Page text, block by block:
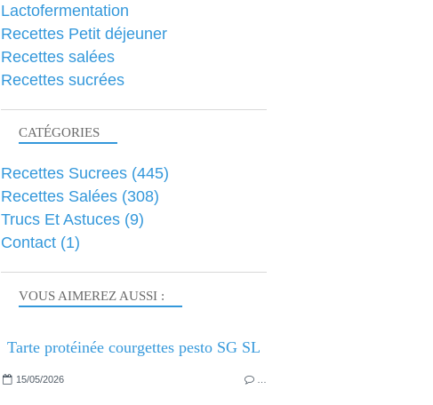
VOUS AIMEREZ AUSSI :
Tarte protéinée courgettes pesto SG SL
15/05/2026
Lactofermentation
Recettes Petit déjeuner
Recettes salées
Recettes sucrées
CATÉGORIES
Recettes Sucrees (445)
Recettes Salées (308)
Trucs Et Astuces (9)
Contact (1)